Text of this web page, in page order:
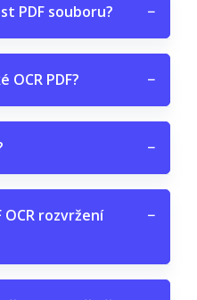
PDF souboru? −
OCR PDF? −
−
OCR rozvržení
−